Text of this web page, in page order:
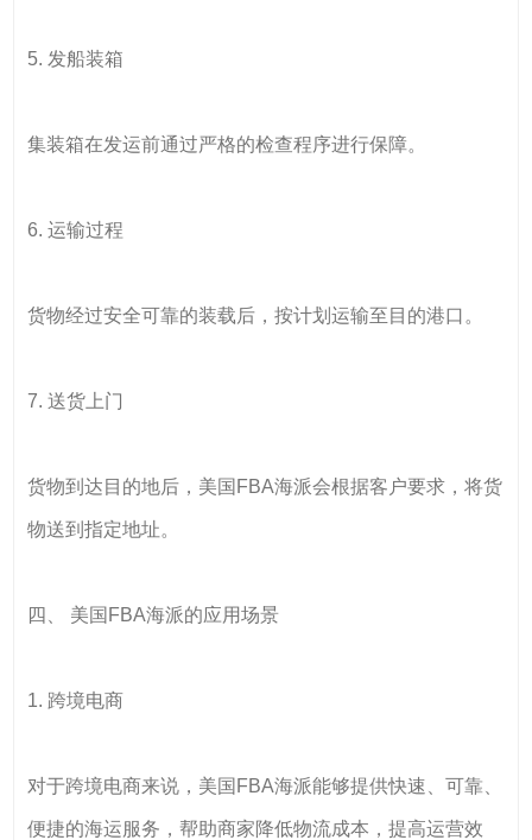
5. 发船装箱
集装箱在发运前通过严格的检查程序进行保障。
6. 运输过程
货物经过安全可靠的装载后，按计划运输至目的港口。
7. 送货上门
货物到达目的地后，美国FBA海派会根据客户要求，将货
物送到指定地址。
四、 美国FBA海派的应用场景
1. 跨境电商
对于跨境电商来说，美国FBA海派能够提供快速、可靠、
便捷的海运服务，帮助商家降低物流成本，提高运营效